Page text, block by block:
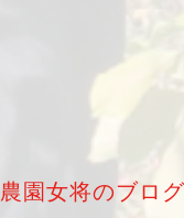
農園女将のブログ